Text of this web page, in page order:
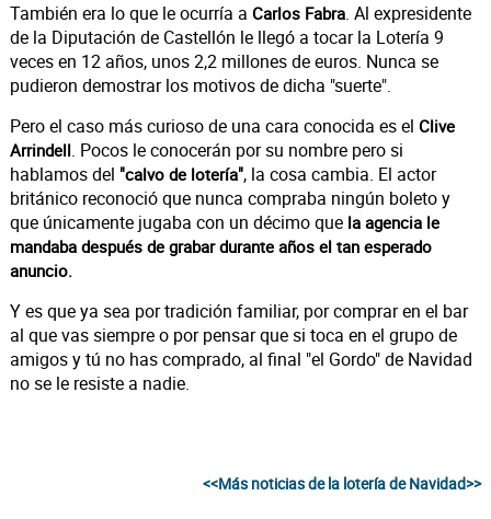
También era lo que le ocurría a Carlos Fabra. Al expresidente
de la Diputación de Castellón le llegó a tocar la Lotería 9
veces en 12 años, unos 2,2 millones de euros. Nunca se
pudieron demostrar los motivos de dicha "suerte".
Pero el caso más curioso de una cara conocida es el Clive
Arrindell. Pocos le conocerán por su nombre pero si
hablamos del "calvo de lotería", la cosa cambia. El actor
británico reconoció que nunca compraba ningún boleto y
que únicamente jugaba con un décimo que la agencia le
mandaba después de grabar durante años el tan esperado
anuncio.
Y es que ya sea por tradición familiar, por comprar en el bar
al que vas siempre o por pensar que si toca en el grupo de
amigos y tú no has comprado, al final "el Gordo" de Navidad
no se le resiste a nadie.
<<Más noticias de la lotería de Navidad>>